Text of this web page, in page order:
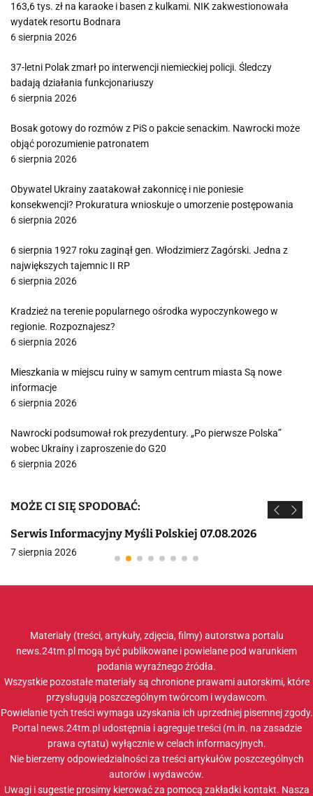
163,6 tys. zł na karaoke i basen z kulkami. NIK zakwestionowała
wydatek resortu Bodnara
6 sierpnia 2026
37-letni Polak zmarł po interwencji niemieckiej policji. Śledczy
badają działania funkcjonariuszy
6 sierpnia 2026
Bosak gotowy do rozmów z PiS o pakcie senackim. Nawrocki może
objąć porozumienie patronatem
6 sierpnia 2026
Obywatel Ukrainy zaatakował zakonnicę i nie poniesie
konsekwencji? Prokuratura wnioskuje o umorzenie postępowania
6 sierpnia 2026
6 sierpnia 1927 roku zaginął gen. Włodzimierz Zagórski. Jedna z
największych tajemnic II RP
6 sierpnia 2026
Kradzież na terenie popularnego ośrodka wypoczynkowego w
regionie. Rozpoznajesz?
6 sierpnia 2026
Mieszkania w miejscu ruiny w samym centrum miasta Są nowe
informacje
6 sierpnia 2026
Nawrocki podsumował rok prezydentury. „Po pierwsze Polska”
wobec Ukrainy i zaproszenie do G20
6 sierpnia 2026
MOŻE CI SIĘ SPODOBAĆ:
Serwis Informacyjny Myśli Polskiej 07.08.2026
7 sierpnia 2026
Materiały (treści, artykuły, zdjęcia, filmy) autorstwa portalu
news.24tm.pl mogą być publikowane i powielane pod warunkiem
podania wyraźnego źródła.
Wszystkie pozostałe materiały są chronione prawami autorskimi, które
przysługują poszczególnym twórcom i wydawcom.
Powielanie tych treści wymaga uzyskania ich uprzedniej pisemnej zgody.
Portal news.24tm.pl udostępnia i agreguje treści (m.in. na zasadzie
prawa cytatu) wyłącznie w celach informacyjnych.
Nie bierzemy odpowiedzialności za treści artykułów poszczególnych
autorów i wydawców.
Uwagi i sugestie prosimy kierować za pomocą zakładki kontakt. Nasza